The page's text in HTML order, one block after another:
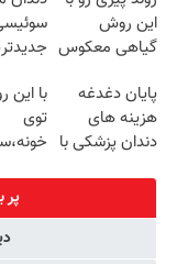
این روش
گیاهی معکوس
سبک و
پایان دغدغه
هزینه های
دندان پزشکی با
با
توی
(40%off)
پر